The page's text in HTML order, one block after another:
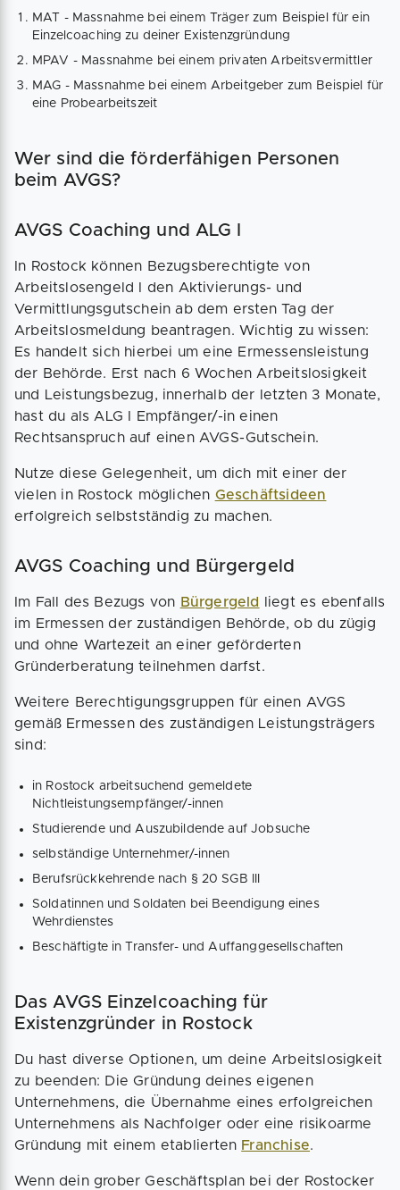
MAT - Massnahme bei einem Träger zum Beispiel für ein
Einzelcoaching zu deiner Existenzgründung
MPAV - Massnahme bei einem privaten Arbeitsvermittler
MAG - Massnahme bei einem Arbeitgeber zum Beispiel für
eine Probearbeitszeit
Wer sind die förderfähigen Personen
beim AVGS?
AVGS Coaching und ALG I
In Rostock können Bezugsberechtigte von
Arbeitslosengeld I den Aktivierungs- und
Vermittlungsgutschein ab dem ersten Tag der
Arbeitslosmeldung beantragen. Wichtig zu wissen:
Es handelt sich hierbei um eine Ermessensleistung
der Behörde. Erst nach 6 Wochen Arbeitslosigkeit
und Leistungsbezug, innerhalb der letzten 3 Monate,
hast du als ALG I Empfänger/-in einen
Rechtsanspruch auf einen AVGS-Gutschein.
Nutze diese Gelegenheit, um dich mit einer der
vielen in Rostock möglichen Geschäftsideen
erfolgreich selbstständig zu machen.
AVGS Coaching und Bürgergeld
Im Fall des Bezugs von Bürgergeld
liegt es ebenfalls
im Ermessen der zuständigen Behörde, ob du zügig
und ohne Wartezeit an einer geförderten
Gründerberatung teilnehmen darfst.
Weitere Berechtigungsgruppen für einen AVGS
gemäß Ermessen des zuständigen Leistungsträgers
sind:
in Rostock arbeitsuchend gemeldete
Nichtleistungsempfänger/-innen
Studierende und Auszubildende auf Jobsuche
selbständige Unternehmer/-innen
Berufsrückkehrende nach § 20 SGB III
Soldatinnen und Soldaten bei Beendigung eines
Wehrdienstes
Beschäftigte in Transfer- und Auffanggesellschaften
Das AVGS Einzelcoaching für
Existenzgründer in Rostock
Du hast diverse Optionen, um deine Arbeitslosigkeit
zu beenden: Die Gründung deines eigenen
Unternehmens, die Übernahme eines erfolgreichen
Unternehmens als Nachfolger oder eine risikoarme
Gründung mit einem etablierten Franchise.
Wenn dein grober Geschäftsplan bei der Rostocker